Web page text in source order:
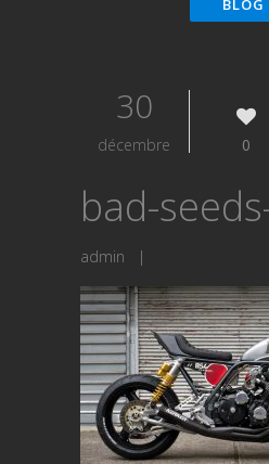
30
décembre 0
bad-
admin |